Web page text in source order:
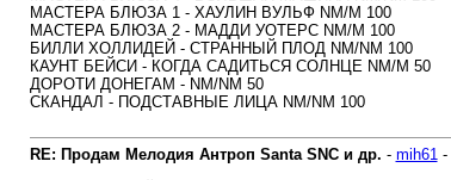
МАСТЕРА БЛЮЗА 1 - ХАУЛИН ВУЛЬФ NM/M 100
МАСТЕРА БЛЮЗА 2 - MAДДИ УОТЕРС NM/M 100
БИЛЛИ ХОЛЛИДЕЙ - СТРАННЫЙ ПЛОД NM/NM 100
КАУНТ БЕЙСИ - КОГДА САДИТЬСЯ СОЛНЦЕ NM/M 50
ДОРОТИ ДОНЕГАМ - NM/NM 50
СКАНДАЛ - ПОДСТАВНЫЕ ЛИЦА NM/NM 100
RE: Продам Мелодия Антроп Santa SNC и др. - mih61-